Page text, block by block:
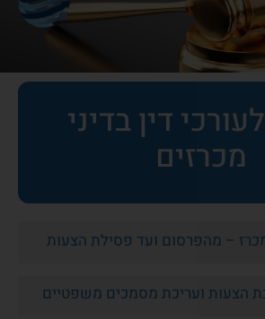
דין בדיני
מכרזים
– מהפרסום ועד פסילת הצעות
הצעות ועריכת מסמכים משפטיים